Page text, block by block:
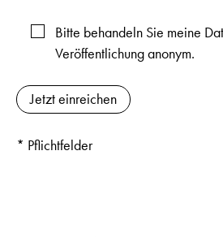
Bitte behandeln Sie meine
Veröffentlichung anonym.
* Pflichtfelder